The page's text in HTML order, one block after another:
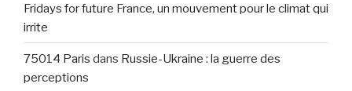
Fridays for future France, un mouvement pour le climat qui
irrite
75014 Paris dans Russie-Ukraine : la guerre des
perceptions